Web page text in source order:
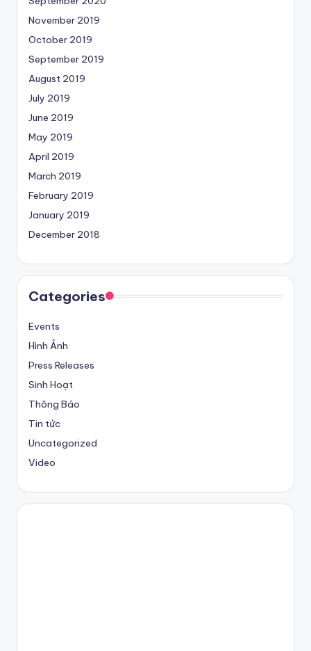
November 2019
October 2019
September 2019
August 2019
July 2019
June 2019
May 2019
April 2019
March 2019
February 2019
January 2019
December 2018
Categories
Events
Hình Ảnh
Press Releases
Sinh Hoạt
Thông Báo
Tin tức
Uncategorized
Video